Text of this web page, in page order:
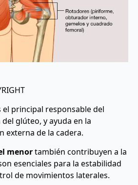
el principal responsable del
glúteo, y ayuda en la
externa de la cadera.
menortambién contribuyen a la
esenciales para la estabilidad
de movimientos laterales.